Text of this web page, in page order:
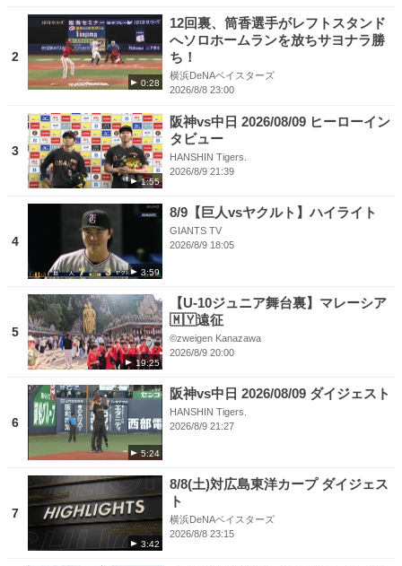
2
0:28
12回裏、筒香選手がレフトスタンド
へソロホームランを放ちサヨナラ勝
ち！
横浜DeNAベイスターズ
2026/8/8 23:00
3
1:55
阪神vs中日 2026/08/09 ヒーローイン
タビュー
HANSHIN Tigers.
2026/8/9 21:39
4
3:59
8/9【巨人vsヤクルト】ハイライト
GIANTS TV
2026/8/9 18:05
5
19:25
【U-10ジュニア舞台裏】マレーシア
🇲🇾遠征
©︎zweigen Kanazawa
2026/8/9 20:00
6
5:24
阪神vs中日 2026/08/09 ダイジェスト
HANSHIN Tigers.
2026/8/9 21:27
7
3:42
8/8(土)対広島東洋カープ ダイジェス
ト
横浜DeNAベイスターズ
2026/8/8 23:15